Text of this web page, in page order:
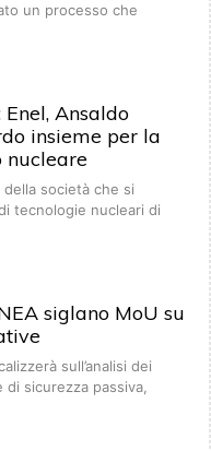
un processo che
Ansaldo
insieme per la
nucleare
società che si
tecnologie nucleari di
siglano MoU su
sull’analisi dei
sicurezza passiva,